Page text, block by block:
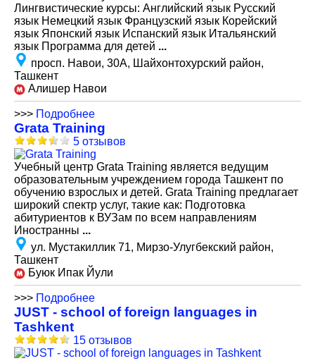
Лингвистические курсы: Английский язык Русский
язык Немецкий язык Французский язык Корейский
язык Японский язык Испанский язык Итальянский
язык Программа для детей ...
просп. Навои, 30А, Шайхонтохурский район,
Ташкент
Алишер Навои
>>> Подробнее
Grata Training
5 отзывов
Учебный центр Grata Training является ведущим
образовательным учреждением города Ташкент по
обучению взрослых и детей. Grata Training предлагает
широкий спектр услуг, такие как: Подготовка
абитуриентов к ВУЗам по всем направлениям
Иностранны ...
ул. Мустакиллик 71, Мирзо-Улугбекский район,
Ташкент
Буюк Ипак Йули
>>> Подробнее
JUST - school of foreign languages in
Tashkent
15 отзывов